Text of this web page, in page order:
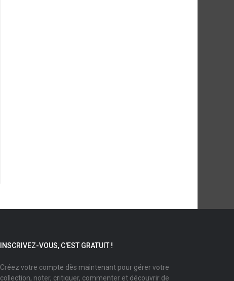
INSCRIVEZ-VOUS, C'EST GRATUIT !
Créez votre compte dès maintenant pour gérer votre
collection, noter, critiquer, commenter et découvrir de